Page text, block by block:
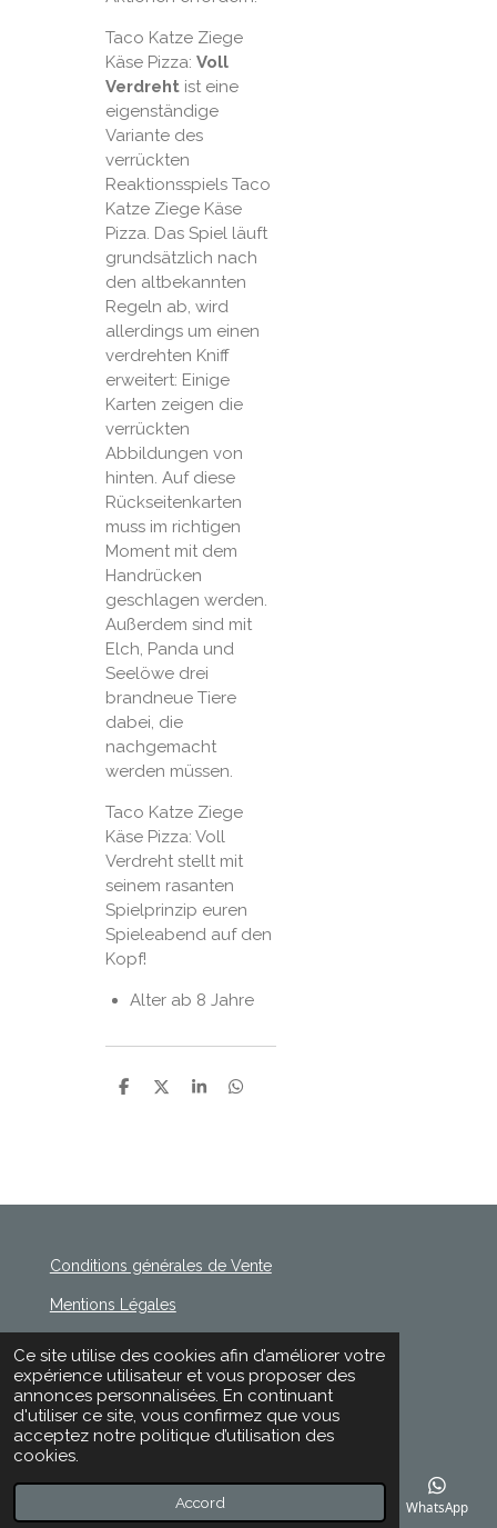
Ce site utilise des cookies afin d’améliorer votre
expérience utilisateur et vous proposer des
annonces personnalisées. En continuant
d'utiliser ce site, vous confirmez que vous
acceptez notre politique d’utilisation des
cookies.
Accord
Taco Katze Ziege
Käse Pizza: Voll
Verdrehtist eine
eigenständige
Variante des
verrückten
Reaktionsspiels Taco
Katze Ziege Käse
Pizza. Das Spiel läuft
grundsätzlich nach
den altbekannten
Regeln ab, wird
allerdings um einen
verdrehten Kniff
erweitert: Einige
Karten zeigen die
verrückten
Abbildungen von
hinten. Auf diese
Rückseitenkarten
muss im richtigen
Moment mit dem
Handrücken
geschlagen werden.
Außerdem sind mit
Elch, Panda und
Seelöwe drei
brandneue Tiere
dabei, die
nachgemacht
werden müssen.
Taco Katze Ziege
Käse Pizza: Voll
Verdreht stellt mit
seinem rasanten
Spielprinzip euren
Spieleabend auf den
Kopf!
Alter ab 8 Jahre
P
r
P
r
P
r
P
r
Conditions générales de Vente
Mentions Légales
© 2020 - 2026 Rischette
Propulsé parWebador
Téléphone WhatsApp